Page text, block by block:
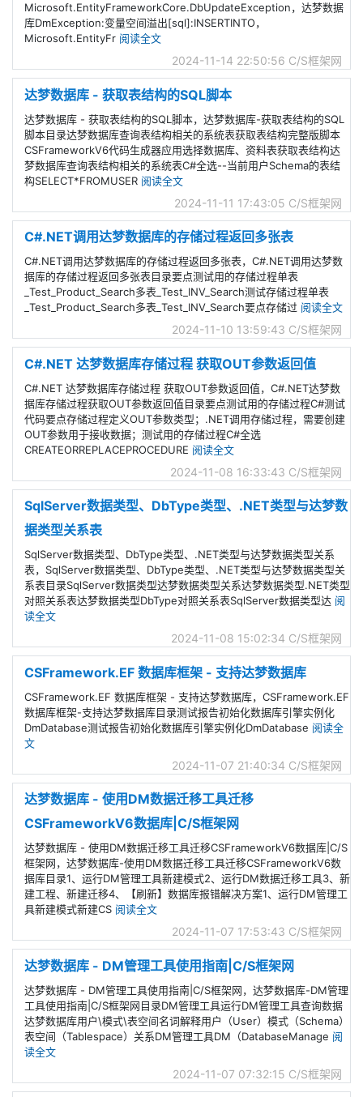
Microsoft.EntityFrameworkCore.DbUpdateException，达梦数据
库DmException:变量空间溢出[sql]:INSERTINTO，
Microsoft.EntityFr 阅读全文
2024-11-14 22:50:56 C/S框架网
达梦数据库 - 获取表结构的SQL脚本
达梦数据库 - 获取表结构的SQL脚本，达梦数据库-获取表结构的SQL
脚本目录达梦数据库查询表结构相关的系统表获取表结构完整版脚本
CSFrameworkV6代码生成器应用选择数据库、资料表获取表结构达
梦数据库查询表结构相关的系统表C#全选--当前用户Schema的表结
构SELECT*FROMUSER 阅读全文
2024-11-11 17:43:05 C/S框架网
C#.NET调用达梦数据库的存储过程返回多张表
C#.NET调用达梦数据库的存储过程返回多张表，C#.NET调用达梦数
据库的存储过程返回多张表目录要点测试用的存储过程单表
_Test_Product_Search多表_Test_INV_Search测试存储过程单表
_Test_Product_Search多表_Test_INV_Search要点存储过 阅读全文
2024-11-10 13:59:43 C/S框架网
C#.NET 达梦数据库存储过程 获取OUT参数返回值
C#.NET 达梦数据库存储过程 获取OUT参数返回值，C#.NET达梦数
据库存储过程获取OUT参数返回值目录要点测试用的存储过程C#测试
代码要点存储过程定义OUT参数类型；.NET调用存储过程，需要创建
OUT参数用于接收数据；测试用的存储过程C#全选
CREATEORREPLACEPROCEDURE 阅读全文
2024-11-08 16:33:43 C/S框架网
SqlServer数据类型、DbType类型、.NET类型与达梦数
据类型关系表
SqlServer数据类型、DbType类型、.NET类型与达梦数据类型关系
表，SqlServer数据类型、DbType类型、.NET类型与达梦数据类型关
系表目录SqlServer数据类型达梦数据类型关系达梦数据类型.NET类型
对照关系表达梦数据类型DbType对照关系表SqlServer数据类型达 阅
读全文
2024-11-08 15:02:34 C/S框架网
CSFramework.EF 数据库框架 - 支持达梦数据库
CSFramework.EF 数据库框架 - 支持达梦数据库，CSFramework.EF
数据库框架-支持达梦数据库目录测试报告初始化数据库引擎实例化
DmDatabase测试报告初始化数据库引擎实例化DmDatabase 阅读全
文
2024-11-07 21:40:34 C/S框架网
达梦数据库 - 使用DM数据迁移工具迁移
CSFrameworkV6数据库|C/S框架网
达梦数据库 - 使用DM数据迁移工具迁移CSFrameworkV6数据库|C/S
框架网，达梦数据库-使用DM数据迁移工具迁移CSFrameworkV6数
据库目录1、运行DM管理工具新建模式2、运行DM数据迁移工具3、新
建工程、新建迁移4、【刷新】数据库报错解决方案1、运行DM管理工
具新建模式新建CS 阅读全文
2024-11-07 17:53:43 C/S框架网
达梦数据库 - DM管理工具使用指南|C/S框架网
达梦数据库 - DM管理工具使用指南|C/S框架网，达梦数据库-DM管理
工具使用指南|C/S框架网目录DM管理工具运行DM管理工具查询数据
达梦数据库用户\模式\表空间名词解释用户（User）模式（‌Schema）‌
表空间（‌Tablespace）‌关系DM管理工具DM（DatabaseManage 阅
读全文
2024-11-07 07:32:15 C/S框架网